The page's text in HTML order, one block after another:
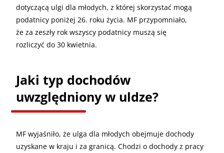
dotyczącą ulgi dla młodych, z której skorzystać mogą
podatnicy poniżej 26. roku życia. MF przypomniało,
że za zeszły rok wszyscy podatnicy muszą się
rozliczyć do 30 kwietnia.
Jaki typ dochodów
uwzględniony w uldze?
MF wyjaśniło, że ulga dla młodych obejmuje dochody
uzyskane w kraju i za granicą. Chodzi o dochody z pracy